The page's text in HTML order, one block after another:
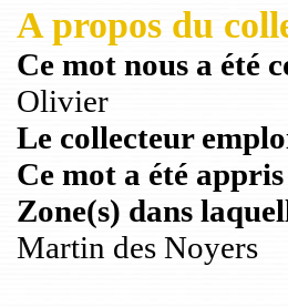
A propos du
Ce mot nous a été
Olivier
Le collecteur
Ce mot a été
Zone(s) dans
Martin des Noyers